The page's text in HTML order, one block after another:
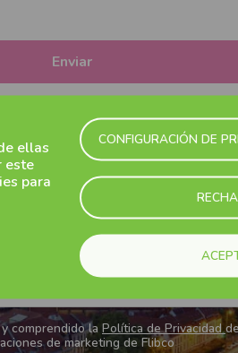
ellas
este
para
CONFIGURACIÓN DE
Enviar
Newsletter
oferta y enterarte siempre de
comprendido la Política de Privacidad
de marketing de Flibco